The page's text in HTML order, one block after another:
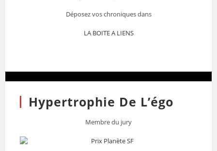
Déposez vos chroniques dans
LA BOITE A LIENS
Hypertrophie De L’égo
Membre du jury